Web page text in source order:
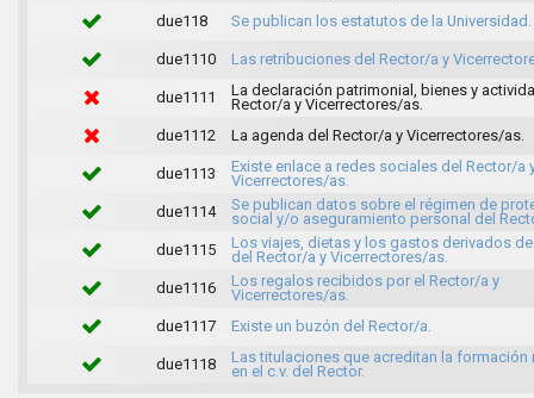
due118
Se publican los estatutos de la Universidad.
due1110 Las retribuciones del Rector/a y
due1111
La declaración patrimonial, bienes y
Rector/a y Vicerrectores/as.
due1112
La agenda del Rector/a y Vicerrectores/as.
due1113
Existe enlace a redes sociales del Rector/a
Vicerrectores/as.
due1114
Se publican datos sobre el régimen de
social y/o aseguramiento personal del
due1115
Los viajes, dietas y los gastos derivados
del Rector/a y Vicerrectores/as.
due1116
Los regalos recibidos por el Rector/a y
Vicerrectores/as.
due1117
Existe un buzón del Rector/a.
due1118
Las titulaciones que acreditan la formación
en el c.v. del Rector.